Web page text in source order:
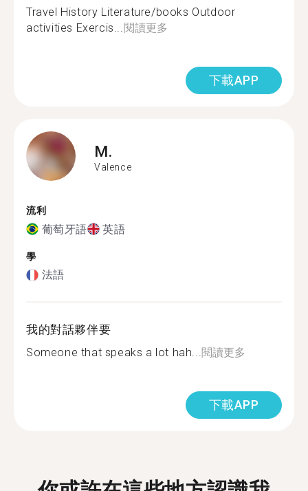
Travel History Literature/books Outdoor
activities Exercis...閱讀更多
下載APP
M.
Valence
流利
葡萄牙語 英語
學
法語
我的對話夥伴要
Someone that speaks a lot hah...閱讀更多
下載APP